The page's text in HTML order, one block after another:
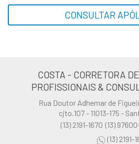
CONSULTAR
COSTA - CORRETORA
PROFISSIONAIS &
Rua Doutor Adhemar de
cjto.107 - 11013-175 -
(13) 2191-1670 (13)
(13) 2191-